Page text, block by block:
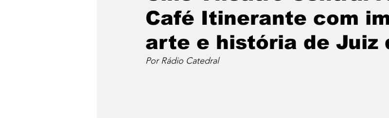
Café Itinerante com
arte e história de Juiz
Por Rádio Catedral